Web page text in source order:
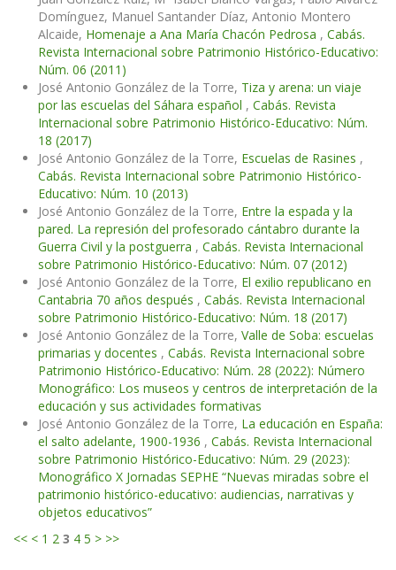
Domínguez, Manuel Santander Díaz, Antonio Montero
Alcaide, Homenaje a Ana María Chacón Pedrosa , Cabás.
Revista Internacional sobre Patrimonio Histórico-Educativo:
Núm. 06 (2011)
José Antonio González de la Torre, Tiza y arena: un viaje
por las escuelas del Sáhara español , Cabás. Revista
Internacional sobre Patrimonio Histórico-Educativo: Núm.
18 (2017)
José Antonio González de la Torre, Escuelas de Rasines ,
Cabás. Revista Internacional sobre Patrimonio Histórico-
Educativo: Núm. 10 (2013)
José Antonio González de la Torre, Entre la espada y la
pared. La represión del profesorado cántabro durante la
Guerra Civil y la postguerra , Cabás. Revista Internacional
sobre Patrimonio Histórico-Educativo: Núm. 07 (2012)
José Antonio González de la Torre, El exilio republicano en
Cantabria 70 años después , Cabás. Revista Internacional
sobre Patrimonio Histórico-Educativo: Núm. 18 (2017)
José Antonio González de la Torre, Valle de Soba: escuelas
primarias y docentes , Cabás. Revista Internacional sobre
Patrimonio Histórico-Educativo: Núm. 28 (2022): Número
Monográfico: Los museos y centros de interpretación de la
educación y sus actividades formativas
José Antonio González de la Torre, La educación en España:
el salto adelante, 1900-1936 , Cabás. Revista Internacional
sobre Patrimonio Histórico-Educativo: Núm. 29 (2023):
Monográfico X Jornadas SEPHE “Nuevas miradas sobre el
patrimonio histórico-educativo: audiencias, narrativas y
objetos educativos”
<< < 1 2 3 4 5 > >>